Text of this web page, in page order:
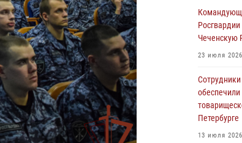
07 августа
Тонувшего
Юные гости
07 августа
Чеченскую
23 июля
Петербурге
13 июля